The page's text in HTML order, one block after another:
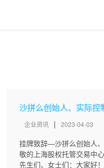
沙拼么创始人、实际
辞
企业资讯 | 2023-04-03
挂牌致辞—沙拼么创始人
敬的上海股权托管交易中
先生们、女士们：大家好